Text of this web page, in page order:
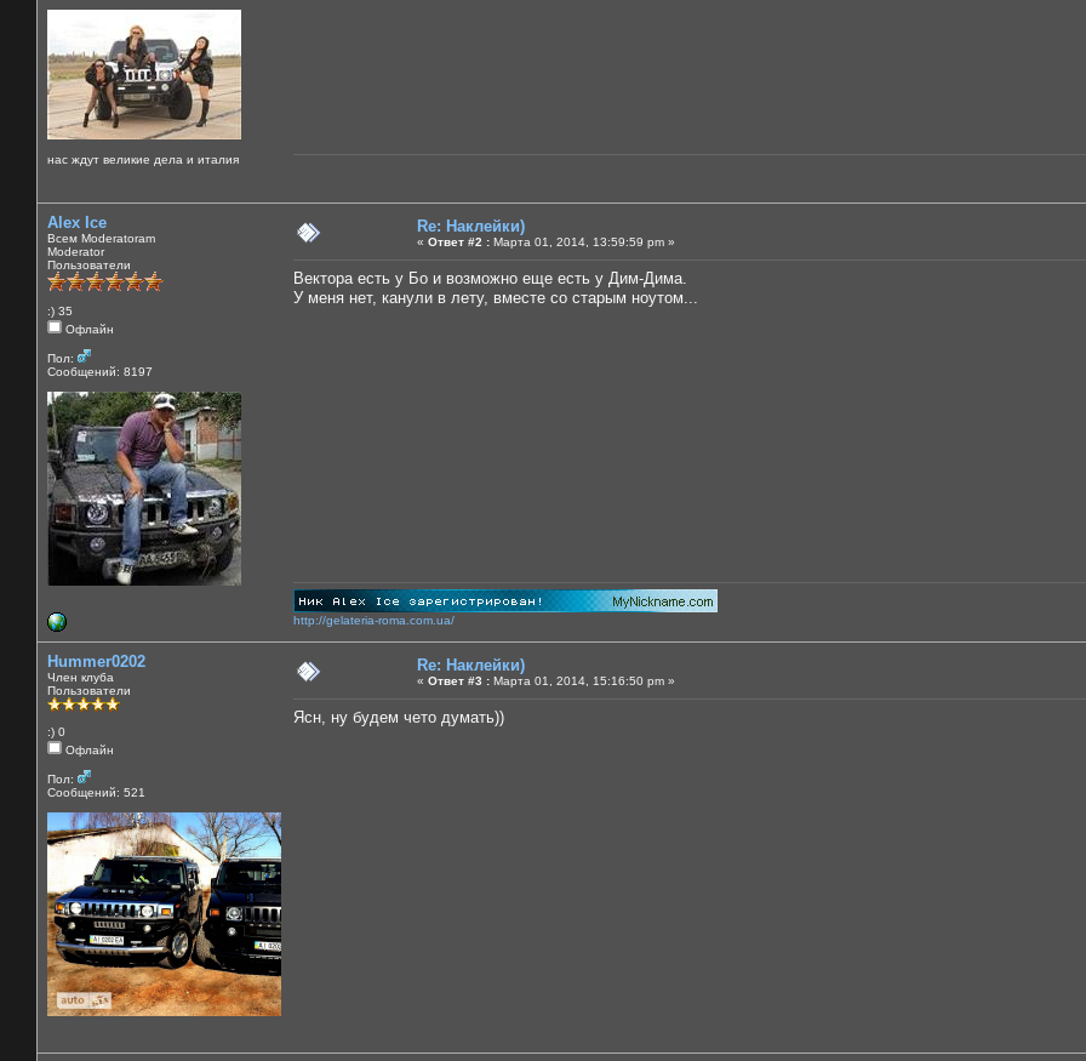
нас ждут великие дела и италия
Alex Ice
Всем Moderatoram
Moderator
Пользователи
:) 35
Офлайн
Пол:
Сообщений: 8197
Re: Наклейки)
« Ответ #2 : Марта 01, 2014, 13:59:59 pm »
Вектора есть у Бо и возможно еще есть у Дим-Дима.
У меня нет, канули в лету, вместе со старым ноутом...
http://gelateria-roma.com.ua/
Hummer0202
Член клуба
Пользователи
:) 0
Офлайн
Пол:
Сообщений: 521
Re: Наклейки)
« Ответ #3 : Марта 01, 2014, 15:16:50 pm »
Ясн, ну будем чето думать))